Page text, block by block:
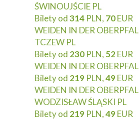
ŚWINOUJŚCIE PL
Bilety od314 PLN, 70EUR
WEIDEN IN DER
TCZEW PL
Bilety od 230 PLN, 52EUR
WEIDEN IN DER
Bilety od 219 PLN,49EUR
WEIDEN IN DER
WODZISŁAW ŚLĄSKI PL
Bilety od 219 PLN,49EUR